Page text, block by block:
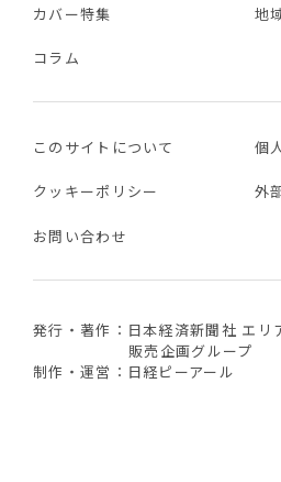
カバー特集 地
コラム
このサイトについて 個
クッキーポリシー 外
お問い合わせ
発行・著作：日本経済新聞社 エリ
販売企画グループ
制作・運営：日経ピーアール